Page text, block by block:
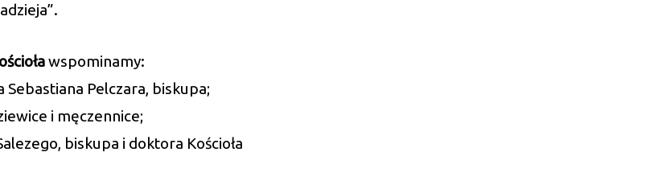
wspominamy:
Sebastiana Pelczara, biskupa;
i męczennice;
biskupa i doktora Kościoła